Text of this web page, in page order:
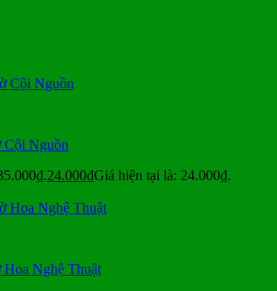
Cội Nguồn
24.000₫Giá hiện tại là: 24.000₫.
Nghệ Thuật